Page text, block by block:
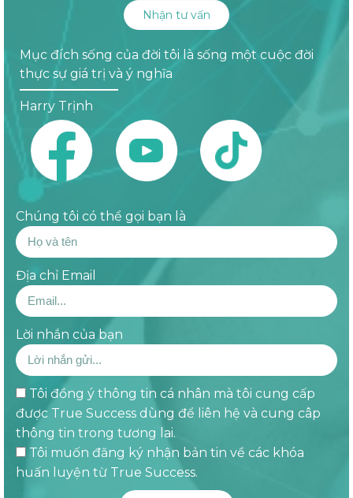
Nhận tư vấn
Mục đích sống của đời tôi là sống một cuộc đời
thực sự giá trị và ý nghĩa
Harry Trịnh
Chúng tôi có thể gọi bạn là
Địa chỉ Email
Lời nhắn của bạn
Tôi đồng ý thông tin cá nhân mà tôi cung cấp
được True Success dùng để liên hệ và cung câp
thông tin trong tương lai.
Tôi muốn đăng ký nhận bản tin về các khóa
huấn luyện từ True Success.